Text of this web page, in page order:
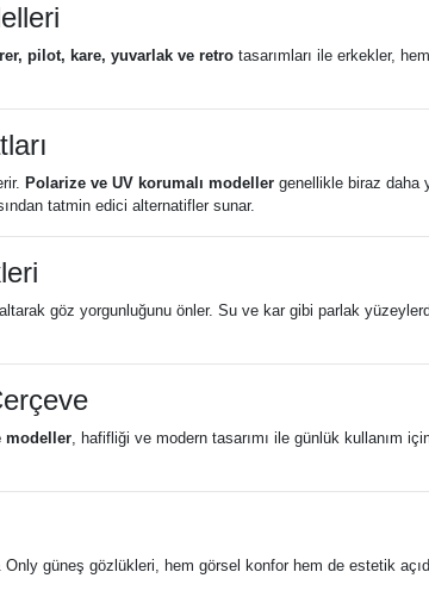
pilot, kare, yuvarlak ve retro tasarımları ile erkekler,
Polarize ve UV korumalı modeller genellikle biraz daha
tatmin edici alternatifler sunar.
göz yorgunluğunu önler. Su ve kar gibi parlak
modeller, hafifliği ve modern tasarımı ile günlük kullanım
güneş gözlükleri, hem görsel konfor hem de estetik